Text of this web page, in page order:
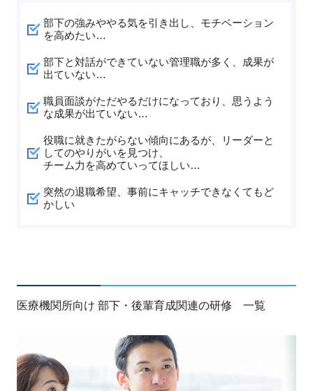
部下の強みややる気を引き出し、モチベーション
を高めたい…
部下と対話ができていない管理職が多く、成果が
出ていない…
職員面談がただやるだけになっており、思うよう
な成果が出ていない…
役職に就きたがらない傾向にあるが、リーダーと
してのやりがいを見つけ、
チーム力を高めていってほしい…
突然の退職希望、事前にキャッチできなくてもど
かしい
医療機関所向け 部下・後輩育成関連の研修 一覧